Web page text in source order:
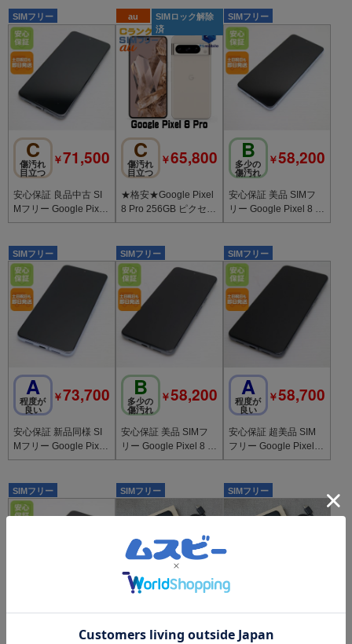
SIMフリー
C
傷汚れ
目立つ
￥71,500
安心保証 良品中古 SI
Mフリー Google Pixel
8 Pro 256GB オブシデ
au
SIMロック解除
済
C
傷汚れ
目立つ
￥65,800
★格安★Google Pixel
8 Pro 256GB ピクセル
ポーセリン 400307-
SIMフリー
B
多少の
傷汚れ
￥58,200
安心保証 美品 SIMフ
リー Google Pixel 8 Pr
o 128GB ベイ
SIMフリー
A
程度が
良い
￥73,700
安心保証 新品同様 SI
Mフリー Google Pixel
8 Pro 256GB ベイ
SIMフリー
B
多少の
傷汚れ
￥58,200
安心保証 美品 SIMフ
リー Google Pixel 8 Pr
o 128GB オブシディ
SIMフリー
A
程度が
良い
￥58,700
安心保証 超美品 SIM
フリー Google Pixel 8
Pro 128GB オブシデ
SIMフリー
58,200
SIMフリー
多少の
￥68,900
SIMフリー
B
多少の
￥